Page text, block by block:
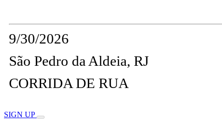
9/30/2026
São Pedro da Aldeia, RJ
CORRIDA DE RUA
SIGN UP